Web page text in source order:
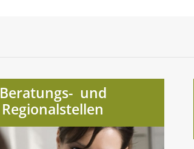
Beratungs- und
Regionalstellen